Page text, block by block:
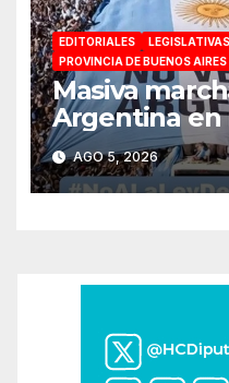
EDITORIALES LEGISLATIVAS
PROVINCIA DE BUENOS AIRES
Masiva
Argentina en
reforma de
impulsada
soberanía no
AGO 5, 2026